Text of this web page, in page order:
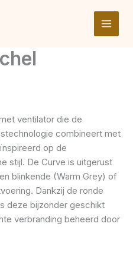
ventilator die de
combineert met
op de
stijl. De Curve is uitgerust
blinkende (Warm Grey) of
Dankzij de ronde
deze bijzonder geschikt
verbranding beheerd door